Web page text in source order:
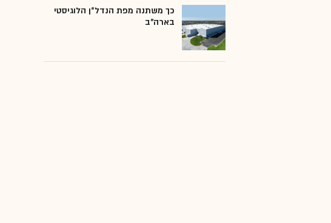
כך משתנה מפת הנדל"ן הלוגיסטי
בארה"ב